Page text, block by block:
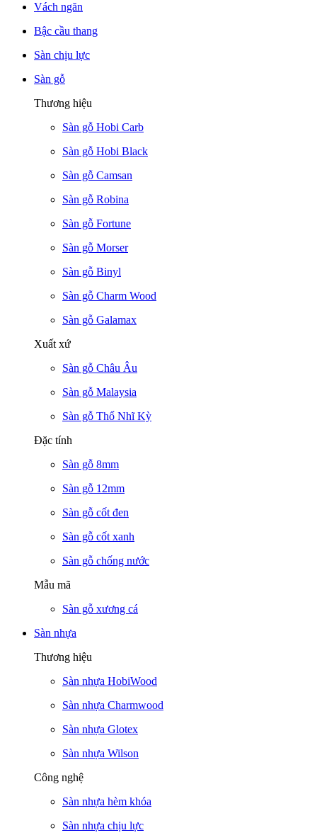
Vách ngăn
Bậc cầu thang
Sàn chịu lực
Sàn gỗ
Thương hiệu
Sàn gỗ Hobi Carb
Sàn gỗ Hobi Black
Sàn gỗ Camsan
Sàn gỗ Robina
Sàn gỗ Fortune
Sàn gỗ Morser
Sàn gỗ Binyl
Sàn gỗ Charm Wood
Sàn gỗ Galamax
Xuất xứ
Sàn gỗ Châu Âu
Sàn gỗ Malaysia
Sàn gỗ Thổ Nhĩ Kỳ
Đặc tính
Sàn gỗ 8mm
Sàn gỗ 12mm
Sàn gỗ cốt đen
Sàn gỗ cốt xanh
Sàn gỗ chống nước
Mẫu mã
Sàn gỗ xương cá
Sàn nhựa
Thương hiệu
Sàn nhựa HobiWood
Sàn nhựa Charmwood
Sàn nhựa Glotex
Sàn nhựa Wilson
Công nghệ
Sàn nhựa hèm khóa
Sàn nhựa chịu lực